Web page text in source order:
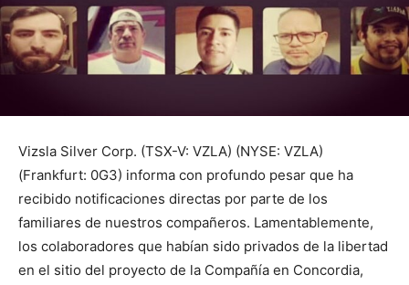
Vizsla Silver Corp. (TSX-V: VZLA) (NYSE: VZLA)
(Frankfurt: 0G3) informa con profundo pesar que ha
recibido notificaciones directas por parte de los
familiares de nuestros compañeros. Lamentablemente,
los colaboradores que habían sido privados de la libertad
en el sitio del proyecto de la Compañía en Concordia,